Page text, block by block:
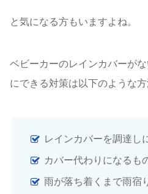
と気になる方もいますよね。
ベビーカーのレインカバーが
にできる対策は以下のような方
レインカバーを調達し
カバー代わりになるも
雨が落ち着くまで雨宿